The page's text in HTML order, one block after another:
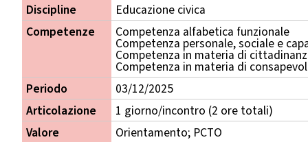
Discipline
Educazione civica
Competenze
Competenza alfabetica funzionale
Competenza personale, sociale e
Competenza in materia di
Competenza in materia di
Periodo
03/12/2025
Articolazione
1 giorno/incontro (2 ore totali)
Valore
Orientamento; PCTO